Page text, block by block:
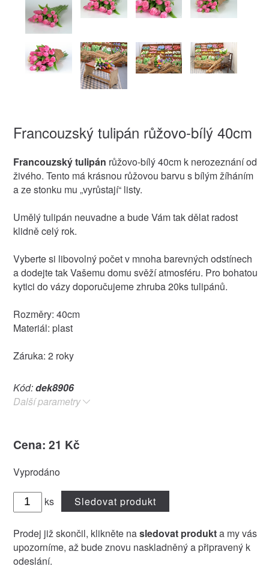
Francouzský tulipán růžovo-bílý 40cm
Francouzský tulipán růžovo-bílý 40cm k nerozeznání od
živého. Tento má krásnou růžovou barvu s bílým žíháním
a ze stonku mu „vyrůstají“ listy.
Umělý tulipán neuvadne a bude Vám tak dělat radost
klidně celý rok.
Vyberte si libovolný počet v mnoha barevných odstínech
a dodejte tak Vašemu domu svěží atmosféru. Pro bohatou
kytici do vázy doporučujeme zhruba 20ks tulipánů.
Rozměry: 40cm
Materiál: plast
Záruka: 2 roky
Kód:dek8906
Další parametry
Cena: 21 Kč
Vyprodáno
ks Sledovat produkt
Prodej již skončil, klikněte nasledovat produkta my vás
upozorníme, až bude znovu naskladněný a připravený k
odeslání.